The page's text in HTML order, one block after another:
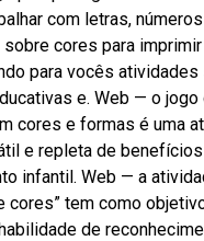
com letras,
cores para
para vocês
e. Web — o jogo
cores e formas é uma
e repleta de
infantil. Web — a
cores” tem como
de